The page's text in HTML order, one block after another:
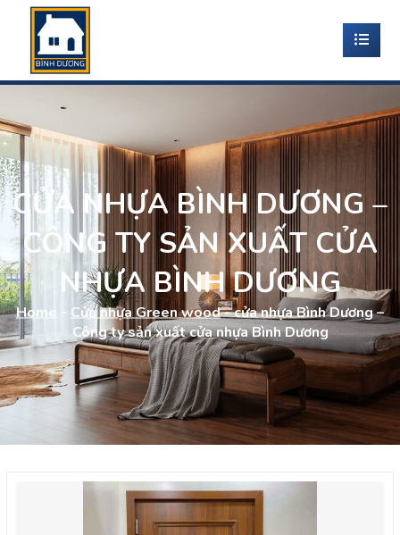
CỬA NHỰA BÌNH DƯƠNG –
CÔNG TY SẢN XUẤT CỬA
NHỰA BÌNH DƯƠNG
Home - Cửa nhựa Green wood-cửa nhựa Bình Dương –
Công ty sản xuất cửa nhựa Bình Dương